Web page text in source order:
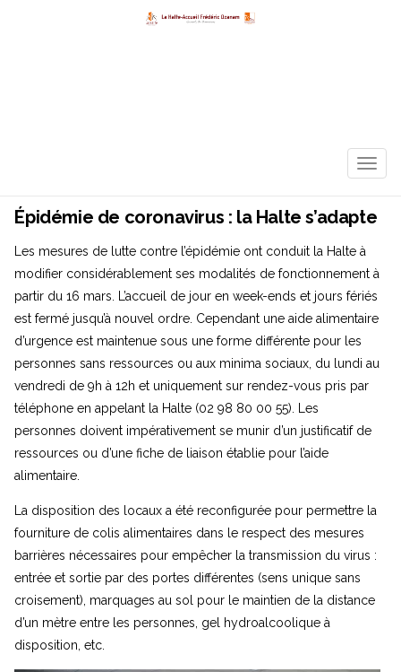
Épidémie de coronavirus : la Halte s’adapte
Les mesures de lutte contre l’épidémie ont conduit la Halte à
modifier considérablement ses modalités de fonctionnement à
partir du 16 mars. L’accueil de jour en week-ends et jours fériés
est fermé jusqu’à nouvel ordre. Cependant une aide alimentaire
d’urgence est maintenue sous une forme différente pour les
personnes sans ressources ou aux minima sociaux, du lundi au
vendredi de 9h à 12h et uniquement sur rendez-vous pris par
téléphone en appelant la Halte (02 98 80 00 55). Les
personnes doivent impérativement se munir d’un justificatif de
ressources ou d’une fiche de liaison établie pour l’aide
alimentaire.
La disposition des locaux a été reconfigurée pour permettre la
fourniture de colis alimentaires dans le respect des mesures
barrières nécessaires pour empêcher la transmission du virus :
entrée et sortie par des portes différentes (sens unique sans
croisement), marquages au sol pour le maintien de la distance
d’un mètre entre les personnes, gel hydroalcoolique à
disposition, etc.